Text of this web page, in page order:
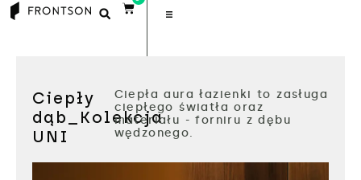
Ciepły
dąb_Kolekcja
UNI
Ciepła aura łazienki to zasługa
ciepłego światła oraz
materiału - forniru z dębu
wędzonego.